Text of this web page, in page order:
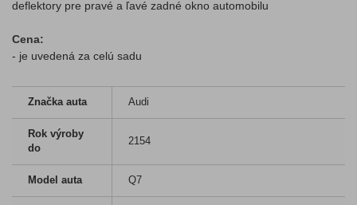
deflektory pre pravé a ľavé zadné okno automobilu
Cena:
- je uvedená za celú sadu
Značka auta Audi
Rok výroby
do
2154
Model auta Q7